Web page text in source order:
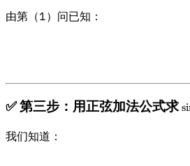
q
}
{
0
q
}
{
2
n
A
s
由第（1）问已知：
✅ 第三步：用正弦加法公式求 \
我们知道：